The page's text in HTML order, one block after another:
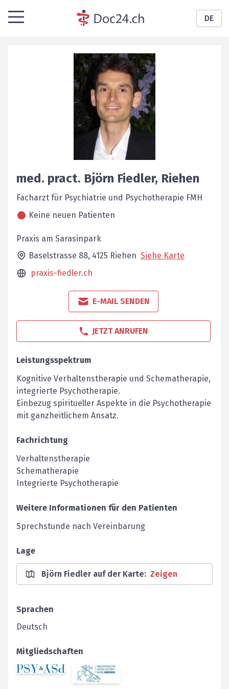
DE
med. pract. Björn Fiedler, Riehen
Facharzt für Psychiatrie und Psychotherapie FMH
Keine neuen Patienten
Praxis am Sarasinpark
Baselstrasse 88, 4125 Riehen Siehe Karte
praxis-fiedler.ch
E-MAIL SENDEN
JETZT ANRUFEN
Leistungsspektrum
Kognitive Verhaltenstherapie und Schematherapie,
integrierte Psychotherapie.
Einbezug spiritueller Aspekte in die Psychotherapie
mit ganzheitlichem Ansatz.
Fachrichtung
Verhaltenstherapie
Schematherapie
Integrierte Psychotherapie
Weitere Informationen für den Patienten
Sprechstunde nach Vereinbarung
Lage
Björn Fiedler auf der Karte: Zeigen
Sprachen
Deutsch
Mitgliedschaften